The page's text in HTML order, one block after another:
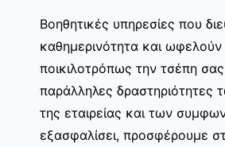
Βοηθητικές υπηρεσίες που
καθημερινότητα και ωφελούν
ποικιλοτρόπως την τσέπη
παράλληλες δραστηριότητες
της εταιρείας και των
εξασφαλίσει, προσφέρουμε